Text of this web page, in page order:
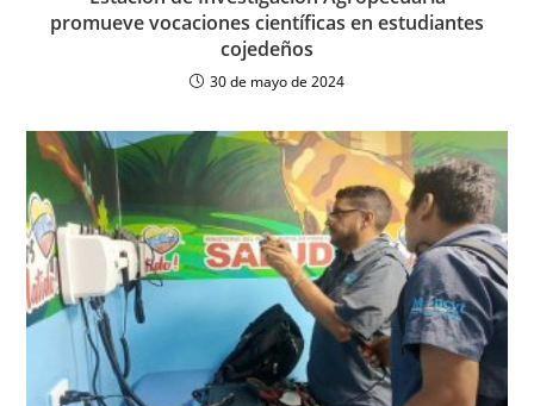
promueve vocaciones científicas en estudiantes
cojedeños
30 de mayo de 2024